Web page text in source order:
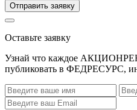
Отправить заявку
Оставьте заявку
Узнай что каждое
публиковать в ФЕДРЕСУРС,